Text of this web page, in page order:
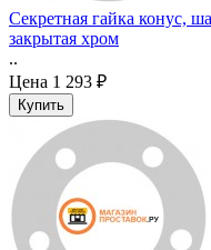
Секретная гайка конус,
закрытая хром
..
Цена 1 293 ₽